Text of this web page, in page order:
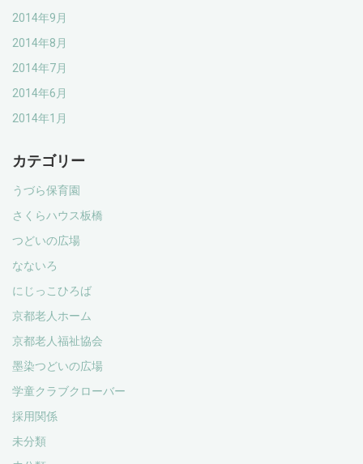
2014年9月
2014年8月
2014年7月
2014年6月
2014年1月
カテゴリー
うづら保育園
さくらハウス板橋
つどいの広場
なないろ
にじっこひろば
京都老人ホーム
京都老人福祉協会
墨染つどいの広場
学童クラブクローバー
採用関係
未分類